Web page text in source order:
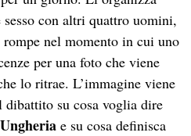
sesso con altri quattro uomini,
nel momento in cui uno
per una foto che viene
lo ritrae. L’immagine viene
su cosa voglia dire
Ungheriae su cosa definisca